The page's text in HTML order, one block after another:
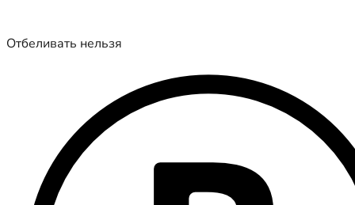
Отбеливать нельзя